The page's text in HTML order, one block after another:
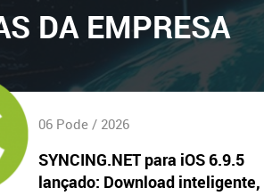
DA EMPRESA
06 Pode / 2026
SYNCING.NET para iOS 6.9.5
lançado: Download inteligente,